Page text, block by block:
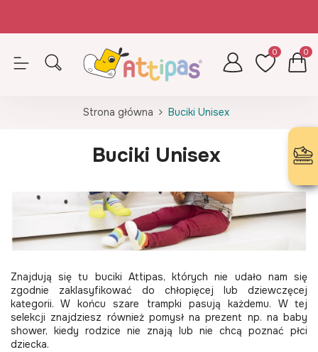
0 0
Strona główna Buciki Unisex
Buciki Unisex
Znajdują się tu buciki Attipas, których nie udało nam się
zgodnie zaklasyfikować do chłopięcej lub dziewczęcej
kategorii. W końcu szare trampki pasują każdemu. W tej
selekcji znajdziesz również pomysł na prezent np. na baby
shower, kiedy rodzice nie znają lub nie chcą poznać płci
dziecka.